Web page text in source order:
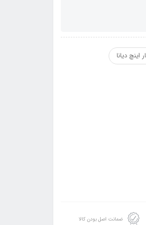
دیانا
ضمانت اصل بودن کالا